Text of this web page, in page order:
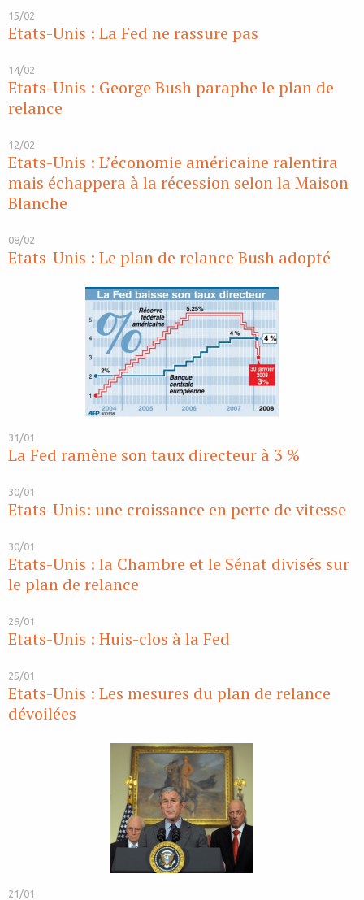
15/02
Etats-Unis : La Fed ne rassure pas
14/02
Etats-Unis : George Bush paraphe le plan de
relance
12/02
Etats-Unis : L’économie américaine ralentira
mais échappera à la récession selon la Maison
Blanche
08/02
Etats-Unis : Le plan de relance Bush adopté
31/01
La Fed ramène son taux directeur à 3 %
30/01
Etats-Unis: une croissance en perte de vitesse
30/01
Etats-Unis : la Chambre et le Sénat divisés sur
le plan de relance
29/01
Etats-Unis : Huis-clos à la Fed
25/01
Etats-Unis : Les mesures du plan de relance
dévoilées
21/01